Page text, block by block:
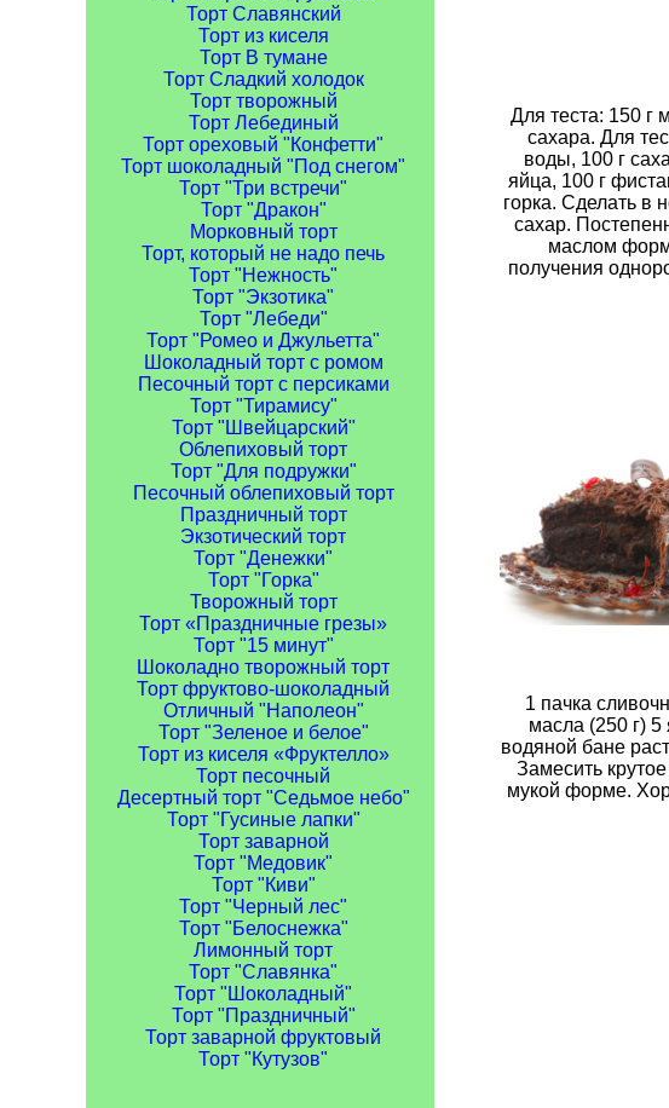
Торт Славянский
Торт из киселя
Торт В тумане
Торт Сладкий холодок
Торт творожный
Торт Лебединый
Торт ореховый "Конфетти"
Торт шоколадный "Под снегом"
Торт "Три встречи"
Торт "Дракон"
Морковный торт
Торт, который не надо печь
Торт "Нежность"
Торт "Экзотика"
Торт "Лебеди"
Торт "Ромео и Джульетта"
Шоколадный торт с ромом
Песочный торт с персиками
Торт "Тирамису"
Торт "Швейцарский"
Облепиховый торт
Торт "Для подружки"
Песочный облепиховый торт
Праздничный торт
Экзотический торт
Торт "Денежки"
Торт "Горка"
Творожный торт
Торт «Праздничные грезы»
Торт "15 минут"
Шоколадно творожный торт
Торт фруктово-шоколадный
Отличный "Наполеон"
Торт "Зеленое и белое"
Торт из киселя «Фруктелло»
Торт песочный
Десертный торт "Седьмое небо"
Торт "Гусиные лапки"
Торт заварной
Торт "Медовик"
Торт "Киви"
Торт "Черный лес"
Торт "Белоснежка"
Лимонный торт
Торт "Славянка"
Торт "Шоколадный"
Торт "Праздничный"
Торт заварной фруктовый
Торт "Кутузов"
Для теста: 150 г
сахара. Для
воды, 100 г
яйца, 100 г
горка. Сделать в
сахар.
маслом
получения
1 пачка
масла (250 г) 5
водяной бане
Замесить
мукой форме.